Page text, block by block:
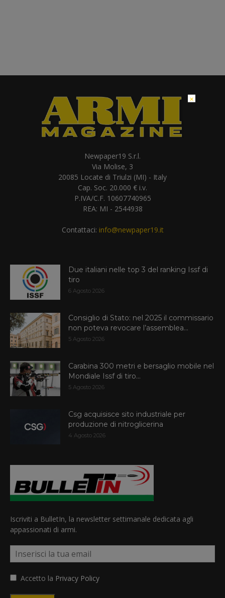
Newpaper19 S.r.l.
Via Molise, 3
20085 Locate di Triulzi (MI) - Italy
Cap. Soc. 20.000 € i.v.
P.IVA/C.F. 10607740965
REA: MI - 2544938
Contattaci: info@newpaper19.it
Due italiani nelle top 3 del ranking Issf di
tiro
6 Agosto 2026
Consiglio di Stato: nel 2025 il commissario
non poteva revocare l’assemblea...
5 Agosto 2026
Carabina 300 metri e bersaglio mobile nel
Mondiale Issf di tiro...
5 Agosto 2026
Csg acquisisce sito industriale per
produzione di nitroglicerina
4 Agosto 2026
Iscriviti a BulletIn, la newsletter settimanale dedicata agli
appassionati di armi.
Accetto la Privacy Policy
×